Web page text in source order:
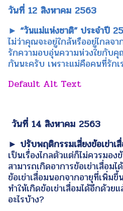
วันที่ 12 สิงหาคม 2563
► “วันแม่แห่งชาติ” ประจำปี
ไม่ว่าคุณจะอยู่ใกล้หรืออยู่ไกล
รักความอบอุ่นความห่วงใยกับ
กันนะครับ เพราะแม่คือคนที่รัก
วันที่ 14 สิงหาคม 2563
► ปรับพฤติกรรมเสี่ยงข้อเข่าเ
เป็นเรื่องไกลตัวแต่ก็ไม่ควรมอง
สามารถเกิดอาการข้อเข่าเสื่อม
ข้อเข่าเสื่อมนอกจากอายุที่เพิ่ม
ทำให้เกิดข้อเข่าเสื่อมได้อีกด้ว
อะไรบ้าง?